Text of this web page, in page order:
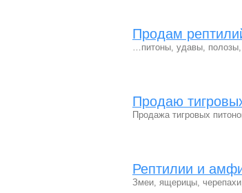
Продам
…питоны, удавы,
Продаю
Продажа тигровых
Рептилии и
Змеи, ящерицы,